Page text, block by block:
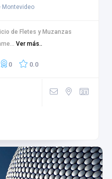
Montevideo
de Fletes y Muzanzas
Ver más..
0 0.0